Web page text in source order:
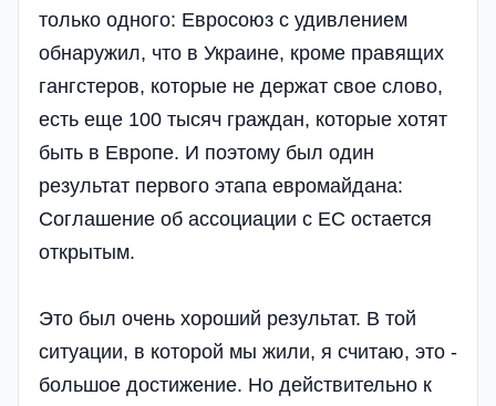
только одного: Евросоюз с удивлением
обнаружил, что в Украине, кроме правящих
гангстеров, которые не держат свое слово,
есть еще 100 тысяч граждан, которые хотят
быть в Европе. И поэтому был один
результат первого этапа евромайдана:
Соглашение об ассоциации с ЕС остается
открытым.
Это был очень хороший результат. В той
ситуации, в которой мы жили, я считаю, это -
большое достижение. Но действительно к